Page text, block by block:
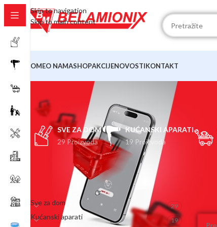
Skip to navigation
Skip to main content
HOMEO NAMASHOPAKCIJENOVOSTIKONTAKT
SVE ZA DOM
29 Proizvoda
KUĆANSKI APARATI
19 Proizvoda
KATEGORIJE
Sve za dom 29
Kućanski aparati 19